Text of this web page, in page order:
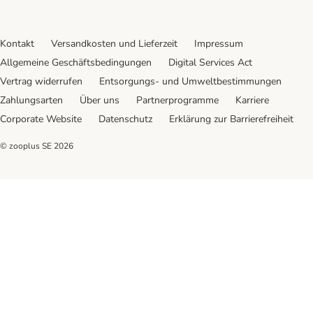
Kontakt Versandkosten und Lieferzeit
Impressum
Allgemeine Geschäftsbedingungen
Digital Services Act
Vertrag widerrufen
Entsorgungs- und Umweltbestimmungen
Zahlungsarten
Über uns Partnerprogramme
Karriere
Corporate Website
Datenschutz Erklärung zur Barrierefreiheit
© zooplus SE 2026